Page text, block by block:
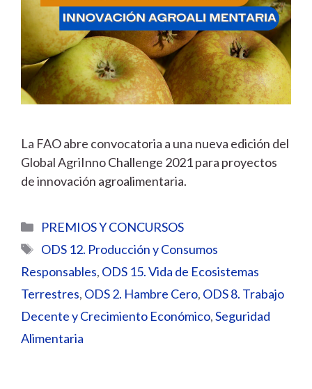
La FAO abre convocatoria a una nueva edición del
Global AgriInno Challenge 2021 para proyectos
de innovación agroalimentaria.
Categorías
PREMIOS Y CONCURSOS
Etiquetas
ODS 12. Producción y Consumos
Responsables, ODS 15. Vida de Ecosistemas
Terrestres, ODS 2. Hambre Cero, ODS 8. Trabajo
Decente y Crecimiento Económico,Seguridad
Alimentaria